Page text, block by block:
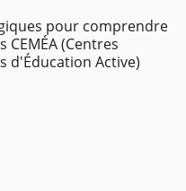
pour comprendre
(Centres
d'Éducation Active)